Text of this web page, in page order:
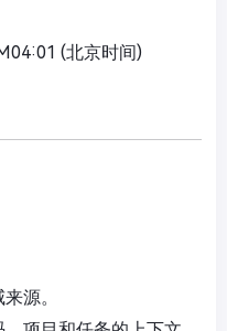
(北京时间)
源。